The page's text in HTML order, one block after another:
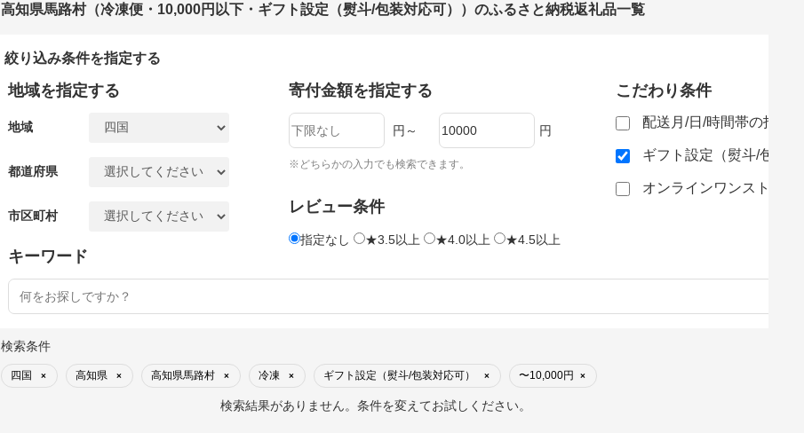
高知県馬路村（冷凍便・10,000円以下・ギフト設定（熨斗/包装対応可））のふるさと納税返礼品一覧
絞り込み条件を指定する
地域を指定する
地域
都道府県
市区町村
寄付金額を指定する
円～ 円
※どちらかの入力でも検索できます。
レビュー条件
指定なし ★3.5以上 ★4.0以上 ★4.5以上
こだわり条件
配送月/日/時間帯の指定
ギフト設定（熨斗/包装
オンラインワンストップ
キーワード
検索条件
四国 × 高知県 × 高知県馬路村 × 冷凍 × ギフト設定（熨斗/包装対応可） × 〜10,000円 ×
検索結果がありません。条件を変えてお試しください。